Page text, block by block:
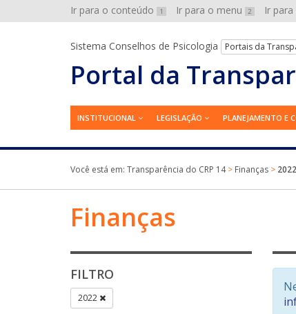
Ir para o conteúdo 1 Ir para o menu 2 Ir
Sistema Conselhos de Psicologia Portais da
Portal da
INSTITUCIONAL LEGISLAÇÃO PLANEJAMENTO E
Você está em: Transparência do CRP 14> Finanças > 2022
Finanças
FILTRO
2022